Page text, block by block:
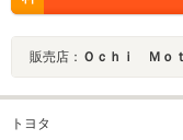
販売店： Ｏｃｈｉ Ｍｏ
トヨタ